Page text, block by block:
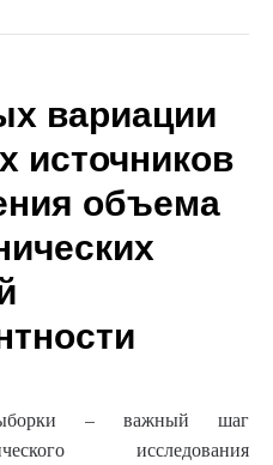
вариации
источников
объема
– важный шаг
исследования